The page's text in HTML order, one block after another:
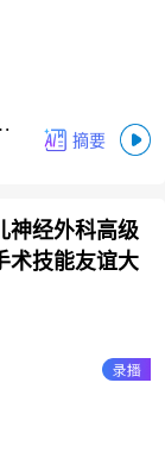
神经外科高级
术技能友谊大